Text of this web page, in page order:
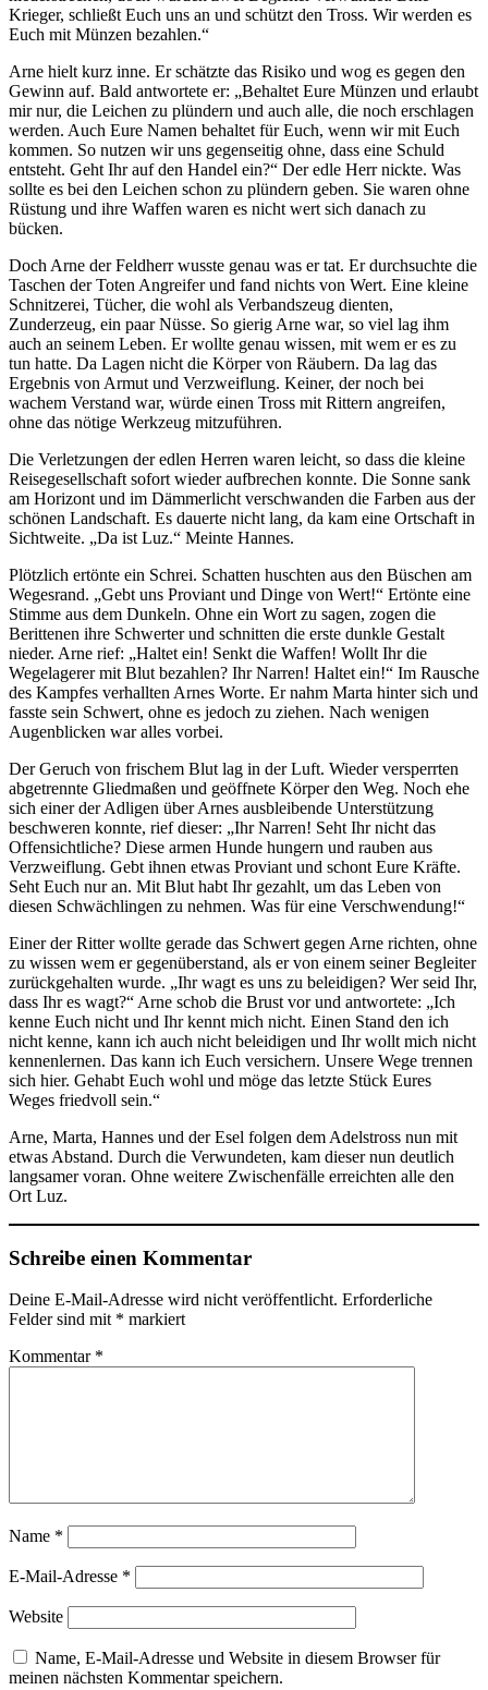
Krieger, schließt Euch uns an und schützt den Tross. Wir werden es
Euch mit Münzen bezahlen.“
Arne hielt kurz inne. Er schätzte das Risiko und wog es gegen den
Gewinn auf. Bald antwortete er: „Behaltet Eure Münzen und erlaubt
mir nur, die Leichen zu plündern und auch alle, die noch erschlagen
werden. Auch Eure Namen behaltet für Euch, wenn wir mit Euch
kommen. So nutzen wir uns gegenseitig ohne, dass eine Schuld
entsteht. Geht Ihr auf den Handel ein?“ Der edle Herr nickte. Was
sollte es bei den Leichen schon zu plündern geben. Sie waren ohne
Rüstung und ihre Waffen waren es nicht wert sich danach zu
bücken.
Doch Arne der Feldherr wusste genau was er tat. Er durchsuchte die
Taschen der Toten Angreifer und fand nichts von Wert. Eine kleine
Schnitzerei, Tücher, die wohl als Verbandszeug dienten,
Zunderzeug, ein paar Nüsse. So gierig Arne war, so viel lag ihm
auch an seinem Leben. Er wollte genau wissen, mit wem er es zu
tun hatte. Da Lagen nicht die Körper von Räubern. Da lag das
Ergebnis von Armut und Verzweiflung. Keiner, der noch bei
wachem Verstand war, würde einen Tross mit Rittern angreifen,
ohne das nötige Werkzeug mitzuführen.
Die Verletzungen der edlen Herren waren leicht, so dass die kleine
Reisegesellschaft sofort wieder aufbrechen konnte. Die Sonne sank
am Horizont und im Dämmerlicht verschwanden die Farben aus der
schönen Landschaft. Es dauerte nicht lang, da kam eine Ortschaft in
Sichtweite. „Da ist Luz.“ Meinte Hannes.
Plötzlich ertönte ein Schrei. Schatten huschten aus den Büschen am
Wegesrand. „Gebt uns Proviant und Dinge von Wert!“ Ertönte eine
Stimme aus dem Dunkeln. Ohne ein Wort zu sagen, zogen die
Berittenen ihre Schwerter und schnitten die erste dunkle Gestalt
nieder. Arne rief: „Haltet ein! Senkt die Waffen! Wollt Ihr die
Wegelagerer mit Blut bezahlen? Ihr Narren! Haltet ein!“ Im Rausche
des Kampfes verhallten Arnes Worte. Er nahm Marta hinter sich und
fasste sein Schwert, ohne es jedoch zu ziehen. Nach wenigen
Augenblicken war alles vorbei.
Der Geruch von frischem Blut lag in der Luft. Wieder versperrten
abgetrennte Gliedmaßen und geöffnete Körper den Weg. Noch ehe
sich einer der Adligen über Arnes ausbleibende Unterstützung
beschweren konnte, rief dieser: „Ihr Narren! Seht Ihr nicht das
Offensichtliche? Diese armen Hunde hungern und rauben aus
Verzweiflung. Gebt ihnen etwas Proviant und schont Eure Kräfte.
Seht Euch nur an. Mit Blut habt Ihr gezahlt, um das Leben von
diesen Schwächlingen zu nehmen. Was für eine Verschwendung!“
Einer der Ritter wollte gerade das Schwert gegen Arne richten, ohne
zu wissen wem er gegenüberstand, als er von einem seiner Begleiter
zurückgehalten wurde. „Ihr wagt es uns zu beleidigen? Wer seid Ihr,
dass Ihr es wagt?“ Arne schob die Brust vor und antwortete: „Ich
kenne Euch nicht und Ihr kennt mich nicht. Einen Stand den ich
nicht kenne, kann ich auch nicht beleidigen und Ihr wollt mich nicht
kennenlernen. Das kann ich Euch versichern. Unsere Wege trennen
sich hier. Gehabt Euch wohl und möge das letzte Stück Eures
Weges friedvoll sein.“
Arne, Marta, Hannes und der Esel folgen dem Adelstross nun mit
etwas Abstand. Durch die Verwundeten, kam dieser nun deutlich
langsamer voran. Ohne weitere Zwischenfälle erreichten alle den
Ort Luz.
Schreibe einen Kommentar
Deine E-Mail-Adresse wird nicht veröffentlicht. Erforderliche
Felder sind mit * markiert
Kommentar *
Name *
E-Mail-Adresse *
Website
Name, E-Mail-Adresse und Website in diesem Browser für
meinen nächsten Kommentar speichern.